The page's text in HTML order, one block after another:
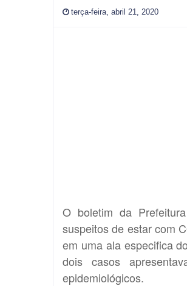
terça-feira, abril 21, 2020
O boletim da
suspeitos de estar com
em uma ala especifica
dois casos
epidemiológicos.